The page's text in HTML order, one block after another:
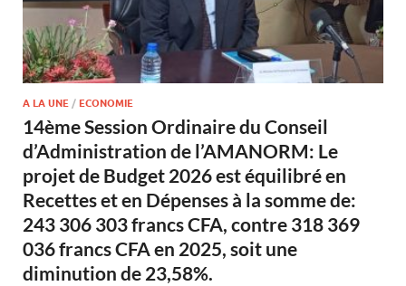
A LA UNE / ECONOMIE
14ème Session Ordinaire du Conseil
d’Administration de l’AMANORM: Le
projet de Budget 2026 est équilibré en
Recettes et en Dépenses à la somme de:
243 306 303 francs CFA, contre 318 369
036 francs CFA en 2025, soit une
diminution de 23,58%.